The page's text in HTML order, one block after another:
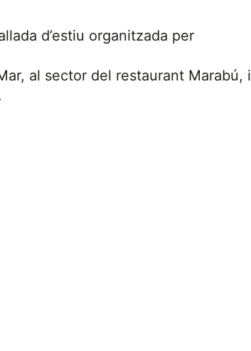
d’estiu organitzada per
al sector del restaurant Marabú, i